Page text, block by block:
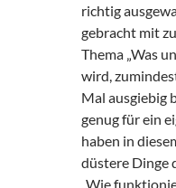
richtig
gebracht mit
Thema „Was
wird,
Mal ausgiebig
genug für ein
haben in
düstere Dinge
„Wie